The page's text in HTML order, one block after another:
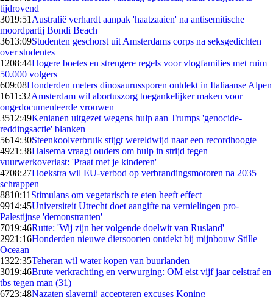
tijdrovend
3019:51 Australië verhardt aanpak 'haatzaaien' na antisemitische
moordpartij Bondi Beach
3613:09Studenten geschorst uit Amsterdams corps na seksgedichten
over studentes
1208:44Hogere boetes en strengere regels voor vlogfamilies met ruim
50.000 volgers
609:08Honderden meters dinosaurussporen ontdekt in Italiaanse Alpen
1611:32Amsterdam wil abortuszorg toegankelijker maken voor
ongedocumenteerde vrouwen
3512:49Kenianen uitgezet wegens hulp aan Trumps 'genocide-
reddingsactie' blanken
5614:30Steenkoolverbruik stijgt wereldwijd naar een recordhoogte
4921:38Halsema vraagt ouders om hulp in strijd tegen
vuurwerkoverlast: 'Praat met je kinderen'
4708:27Hoekstra wil EU-verbod op verbrandingsmotoren na 2035
schrappen
8810:11 Stimulans om vegetarisch te eten heeft effect
9914:45Universiteit Utrecht doet aangifte na vernielingen pro-
Palestijnse 'demonstranten'
7019:46Rutte: 'Wij zijn het volgende doelwit van Rusland'
2921:16Honderden nieuwe diersoorten ontdekt bij mijnbouw Stille
Oceaan
1322:35Teheran wil water kopen van buurlanden
3019:46Brute verkrachting en verwurging: OM eist vijf jaar celstraf en
tbs tegen man (31)
6723:48Nazaten slavernij accepteren excuses Koning